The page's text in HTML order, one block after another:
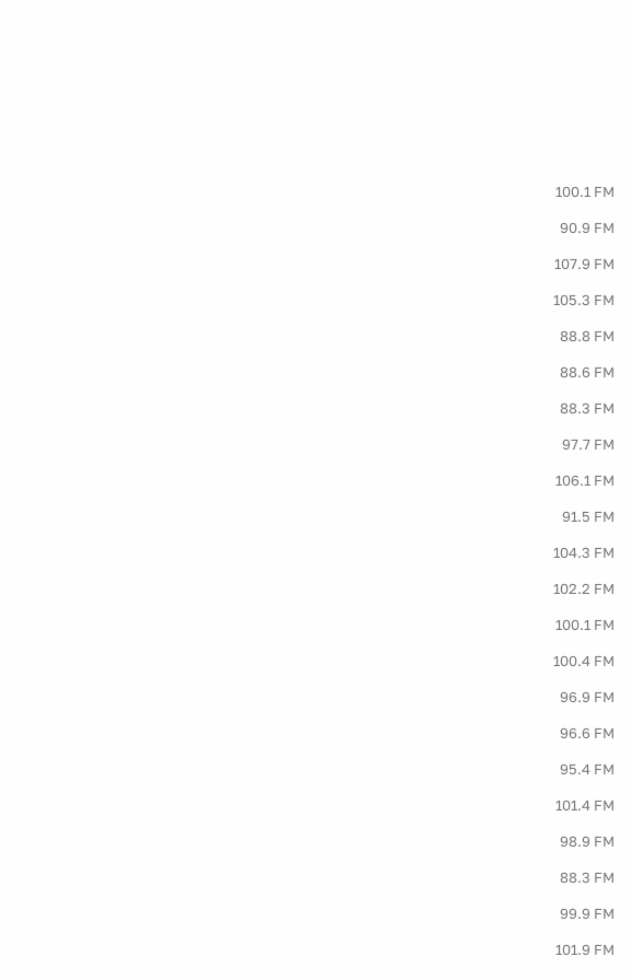
100.1 FM
90.9 FM
107.9 FM
105.3 FM
88.8 FM
88.6 FM
88.3 FM
97.7 FM
106.1 FM
91.5 FM
104.3 FM
102.2 FM
100.1 FM
100.4 FM
96.9 FM
96.6 FM
95.4 FM
101.4 FM
98.9 FM
88.3 FM
99.9 FM
101.9 FM